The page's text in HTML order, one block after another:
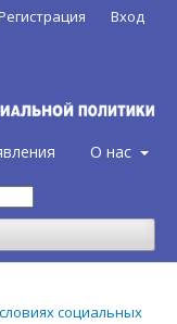
О нас
Вход
социальных